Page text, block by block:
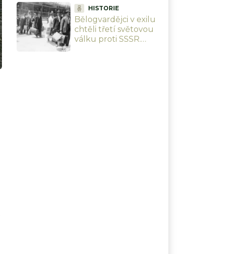
najednou
HISTORIE
Bělogvardějci v exilu
chtěli třetí světovou
válku proti SSSR.